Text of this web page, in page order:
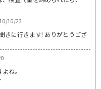
10/23
きに行きます! ありがとうござ
ね。